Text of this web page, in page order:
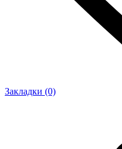
Закладки (0)